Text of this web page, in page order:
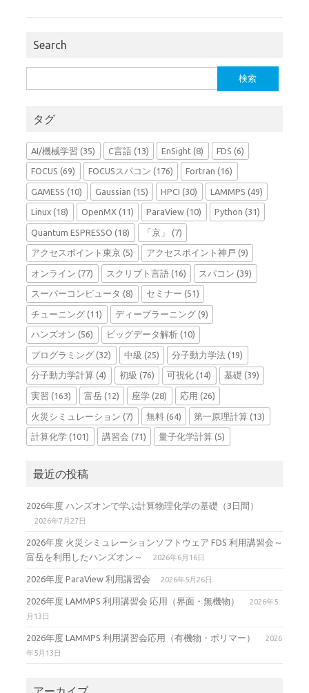
Search
索:
タグ
AI/機械学習 (35) C言語(13) EnSight (8) FDS (6)
FOCUS (69) FOCUSスパコン (176) Fortran (16)
GAMESS (10) Gaussian (15) HPCI (30) LAMMPS (49)
Linux (18) OpenMX(11) ParaView (10) Python (31)
Quantum ESPRESSO (18) 「京」 (7)
アクセスポイント東京 (5) アクセスポイント神戸 (9)
オンライン (77) スクリプト言語(16) スパコン (39)
スーパーコンピュータ (8) セミナー (51)
チューニング (11) ディープラーニング(9)
ハンズオン (56) ビッグデータ解析(10)
プログラミング (32) 中級 (25) 分子動力学法 (19)
分子動力学計算 (4) 初級 (76) 可視化 (14) 基礎 (39)
実習 (163) 富岳(12) 座学 (28) 応用 (26)
火災シミュレーション (7) 無料(64) 第一原理計算 (13)
計算化学 (101) 講習会 (71) 量子化学計算 (5)
最近の投稿
2026年度 ハンズオンで学ぶ計算物理化学の基礎（3日間）
2026年7月27日
2026年度 火災シミュレーションソフトウェア FDS 利用講習会～
富岳を利用したハンズオン～
2026年6月16日
2026年度 ParaView 利用講習会 2026年5月26日
2026年度 LAMMPS 利用講習会 応用（界面・無機物）
2026年5
月13日
2026年度 LAMMPS 利用講習会応用（有機物・ポリマー）
2026
年5月13日